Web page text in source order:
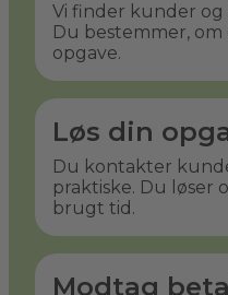
Vi finder kunder
Du bestemmer,
opgave.
Løs din
Du kontakter
praktiske. Du løser
brugt tid.
Modtag